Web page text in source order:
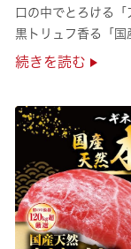
口の中でとろける「
黒トリュフ香る「国
圧倒的な贅沢感をぜ
続きを読む